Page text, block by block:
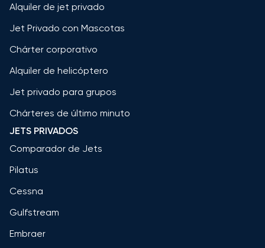
Alquiler de jet privado
Jet Privado con Mascotas
Chárter corporativo
Alquiler de helicóptero
Jet privado para grupos
Chárteres de último minuto
JETS PRIVADOS
Comparador de Jets
Pilatus
Cessna
Gulfstream
Embraer